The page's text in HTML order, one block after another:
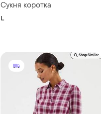
Сукня коротка
L